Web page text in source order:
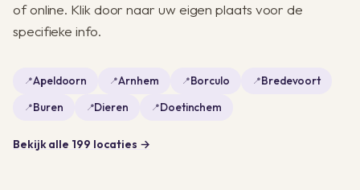
of online. Klik door naar uw eigen plaats voor de
specifieke info.
Apeldoorn Arnhem Borculo
Bredevoort
Buren
Dieren Doetinchem
Bekijk alle 199 locaties →